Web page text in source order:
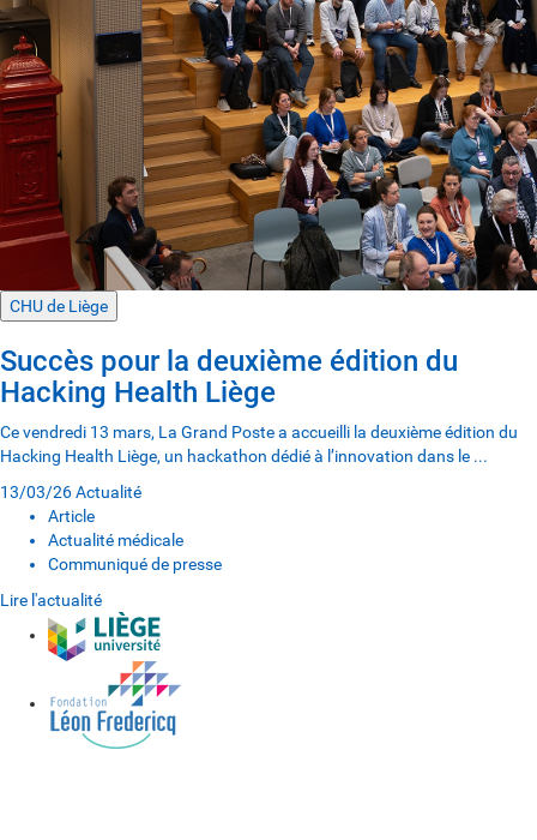
CHU de Liège
Succès pour la deuxième édition du
Hacking Health Liège
Ce vendredi 13 mars, La Grand Poste a accueilli la deuxième édition du
Hacking Health Liège, un hackathon dédié à l’innovation dans le ...
13/03/26Actualité
Article
Actualité médicale
Communiqué de presse
Lire l'actualité